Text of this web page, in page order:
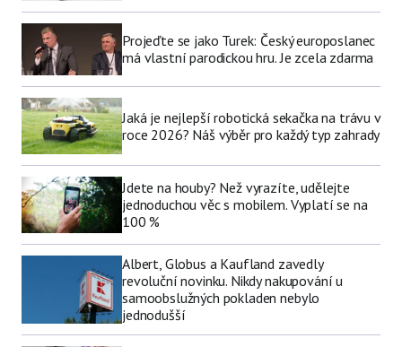
Projeďte se jako Turek: Český europoslanec
má vlastní parodickou hru. Je zcela zdarma
Jaká je nejlepší robotická sekačka na trávu v
roce 2026? Náš výběr pro každý typ zahrady
Jdete na houby? Než vyrazíte, udělejte
jednoduchou věc s mobilem. Vyplatí se na
100 %
Albert, Globus a Kaufland zavedly
revoluční novinku. Nikdy nakupování u
samoobslužných pokladen nebylo
jednodušší